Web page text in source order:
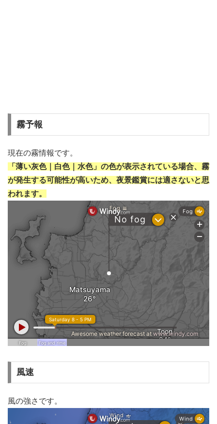
霧予報
現在の霧情報です。
「薄い灰色｜白色｜水色」の色が表示されている場合、霧
が発生する可能性が高いため、夜景鑑賞には適さないと思
われます。
風速
風の強さです。